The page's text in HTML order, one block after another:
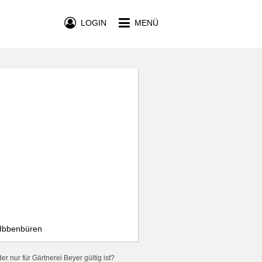
MENÜ
LOGIN
nur für Gärtnerei Beyer gültig ist?